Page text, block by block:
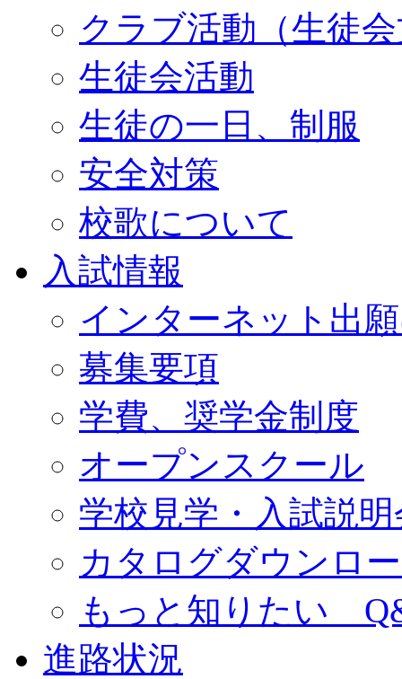
クラブ活動（生徒
生徒会活動
生徒の一日、制服
安全対策
校歌について
入試情報
インターネット出
募集要項
学費、奨学金制度
オープンスクール
学校見学・入試説明
カタログダウンロ
もっと知りたい
進路状況